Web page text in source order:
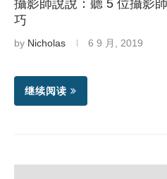
攝影師說說：聽 5 位攝影
巧
by Nicholas 6 9 月, 2019
继续阅读